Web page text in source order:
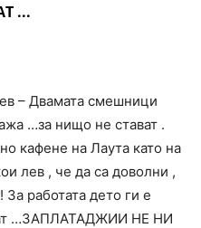
...
– Двамата смешници
…за нищо не стават .
кафене на Лаута като на
лев , че да са доволни ,
работата дето ги е
…ЗАПЛАТАДЖИИ НЕ НИ